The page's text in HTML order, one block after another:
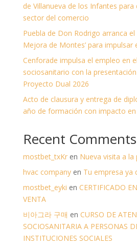
de Villanueva de los Infantes
sector del comercio
Puebla de Don Rodrigo arranca el
Mejora de Montes’ para impulsar
Cenforade impulsa el empleo en
sociosanitario con la
Proyecto Dual 2026
Acto de clausura y entrega de
año de formación con impacto
Recent Comments
mostbet_txKren Nueva visita a la
hvac companyen Tu empresa ya
mostbet_eyki en CERTIFICADO
VENTA
비아그라 구매 en CURSO DE
SOCIOSANITARIA A PERSONAS
INSTITUCIONES SOCIALES